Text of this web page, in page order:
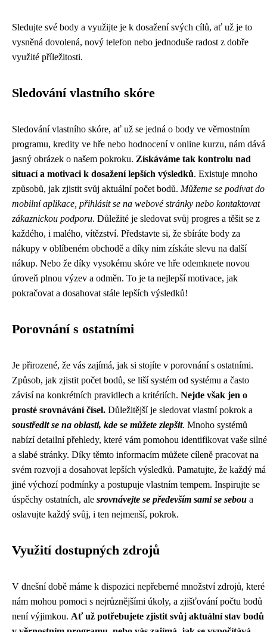
Sledujte své body a využijte je k dosažení svých cílů, ať už je to
vysněná dovolená, nový telefon nebo jednoduše radost z dobře
využité příležitosti.
Sledování vlastního skóre
Sledování vlastního skóre, ať už se jedná o body ve věrnostním
programu, kredity ve hře nebo hodnocení v online kurzu, nám dává
jasný obrázek o našem pokroku. Získáváme tak kontrolu nad
situací a motivaci k dosažení lepších výsledků. Existuje mnoho
způsobů, jak zjistit svůj aktuální počet bodů. Můžeme se podívat do
mobilní aplikace, přihlásit se na webové stránky nebo kontaktovat
zákaznickou podporu. Důležité je sledovat svůj progres a těšit se z
každého, i malého, vítězství. Představte si, že sbíráte body za
nákupy v oblíbeném obchodě a díky nim získáte slevu na další
nákup. Nebo že díky vysokému skóre ve hře odemknete novou
úroveň plnou výzev a odměn. To je ta nejlepší motivace, jak
pokračovat a dosahovat stále lepších výsledků!
Porovnání s ostatními
Je přirozené, že vás zajímá, jak si stojíte v porovnání s ostatními.
Způsob, jak zjistit počet bodů, se liší systém od systému a často
závisí na konkrétních pravidlech a kritériích. Nejde však jen o
prosté srovnávání čísel. Důležitější je sledovat vlastní pokrok a
soustředit se na oblasti, kde se můžete zlepšit. Mnoho systémů
nabízí detailní přehledy, které vám pomohou identifikovat vaše silné
a slabé stránky. Díky těmto informacím můžete cíleně pracovat na
svém rozvoji a dosahovat lepších výsledků. Pamatujte, že každý má
jiné výchozí podmínky a postupuje vlastním tempem. Inspirujte se
úspěchy ostatních, ale srovnávejte se především sami se sebou a
oslavujte každý svůj, i ten nejmenší, pokrok.
Využití dostupných zdrojů
V dnešní době máme k dispozici nepřeberné množství zdrojů, které
nám mohou pomoci s nejrůznějšími úkoly, a zjišťování počtu bodů
není výjimkou. Ať už potřebujete zjistit svůj aktuální stav bodů